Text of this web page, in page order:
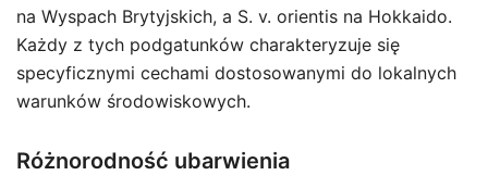
na Wyspach Brytyjskich, a S. v. orientis na Hokkaido.
Każdy z tych podgatunków charakteryzuje się
specyficznymi cechami dostosowanymi do lokalnych
warunków środowiskowych.
Różnorodność ubarwienia